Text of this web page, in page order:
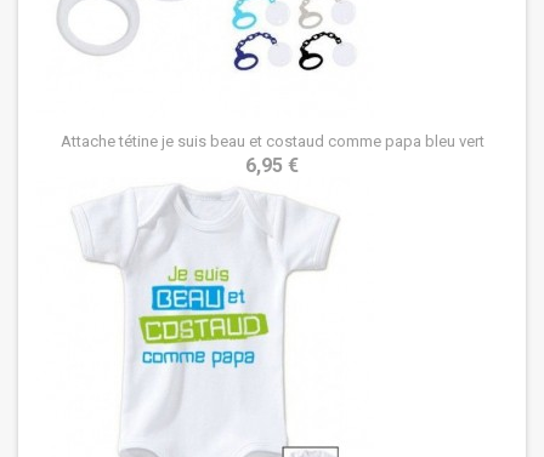
Attache tétine je suis beau et costaud comme papa bleu vert
6,95 €